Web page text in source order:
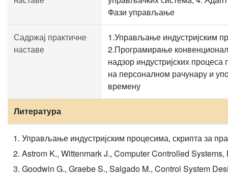
Фази управљање
Садржај практичне
наставе
1.Управљање индустријским
2.Програмирaње
надзор индустријских
на персоналном рачунару и
времену
Литература
Управљање индустријским процесима, скрипта за
Astrom K., Wittenmark J., Computer Controlled
Goodwin G., Graebe S., Salgado M., Control System